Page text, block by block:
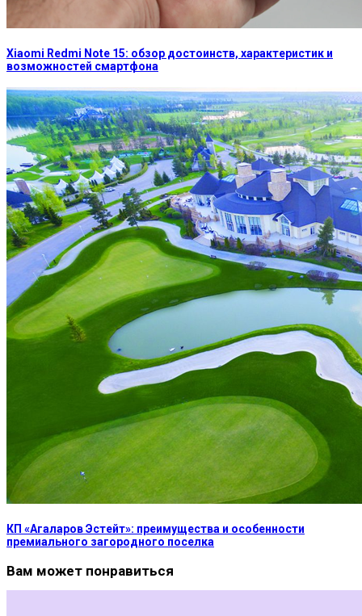
Xiaomi Redmi Note 15: обзор достоинств, характеристик и
возможностей смартфона
КП «Агаларов Эстейт»: преимущества и особенности
премиального загородного поселка
Вам может понравиться